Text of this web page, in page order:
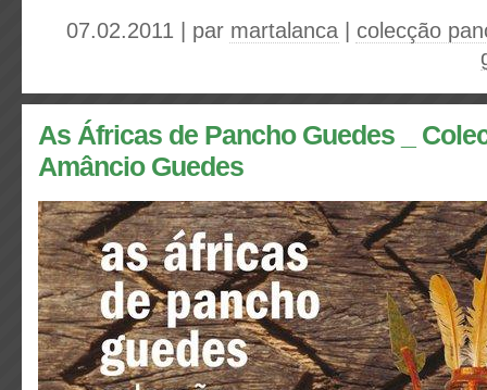
07.02.2011 | par martalanca
colecção
As Áfricas de Pancho Guedes _
Amâncio Guedes